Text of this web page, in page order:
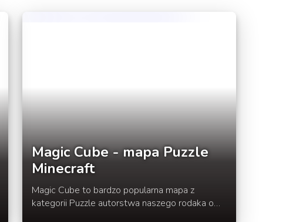
Magic Cube - mapa Puzzle
Minecraft
Magic Cube to bardzo popularna mapa z
kategorii Puzzle autorstwa naszego rodaka o